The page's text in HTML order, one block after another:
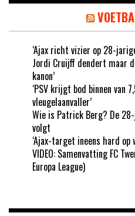
‘Ajax richt vizier op 28-
Jordi Cruijff dendert maar
kanon’
‘PSV krijgt bod binnen van
vleugelaanvaller’
Wie is Patrick Berg? De
volgt
‘Ajax-target ineens hard op
VIDEO: Samenvatting FC
Europa League)